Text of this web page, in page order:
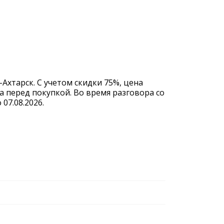
С учетом скидки 75%, цена
перед покупкой. Во время разговора со